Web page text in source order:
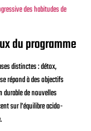
des habitudes de
du programme
distinctes : détox,
répond à des objectifs
durable de nouvelles
sur l’équilibre acido-